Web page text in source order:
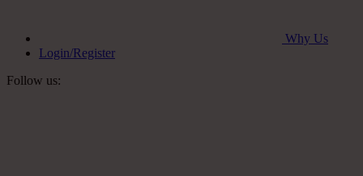
Why Us
Login/Register
Follow us: